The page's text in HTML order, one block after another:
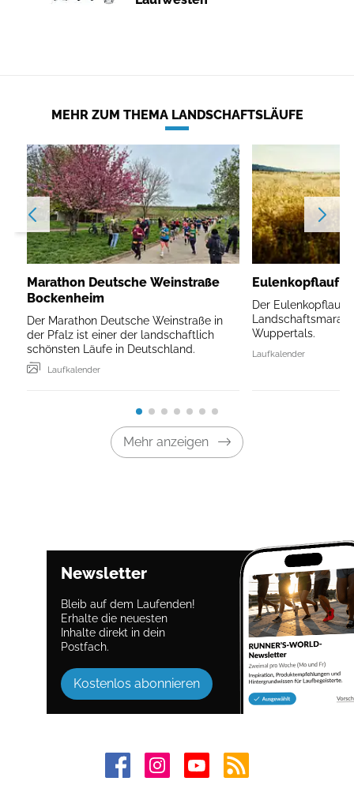
MEHR ZUM THEMA LANDSCHAFTSLÄUFE
Marathon Deutsche Weinstraße
Bockenheim
Der Marathon Deutsche Weinstraße in
der Pfalz ist einer der landschaftlich
schönsten Läufe in Deutschland.
Laufkalender
Eulenkopflauf
Der Eulenkopflauf
Wuppertals.
Laufkalender
Mehr anzeigen
Newsletter
Bleib auf dem Laufenden!
Erhalte die neuesten
Inhalte direkt in dein
Postfach.
Kostenlos abonnieren